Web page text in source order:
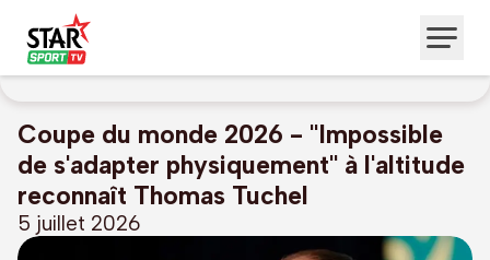
Coupe du monde 2026 - "Impossible
de s'adapter physiquement" à l'altitude
reconnaît Thomas Tuchel
5 juillet 2026